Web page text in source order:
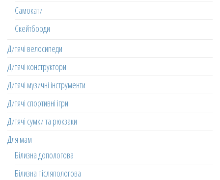
Самокати
Скейтборди
Дитячі велосипеди
Дитячі конструктори
Дитячі музичні інструменти
Дитячі спортивні ігри
Дитячі сумки та рюкзаки
Для мам
Білизна допологова
Білизна післяпологова